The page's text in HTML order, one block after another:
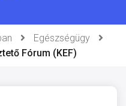
Egészségügy
Fórum (KEF)